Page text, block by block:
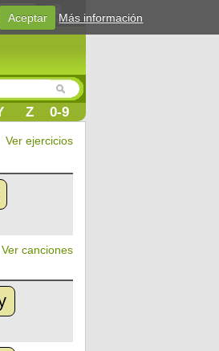
Login
Z 0-9
Ver ejercicios
Ver canciones
Aceptar Más información